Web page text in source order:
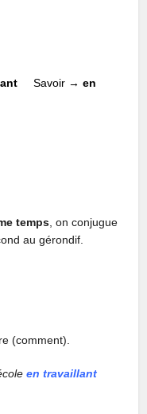
Savoir →en
temps , on conjugue
au gérondif.
(comment).
en travaillant